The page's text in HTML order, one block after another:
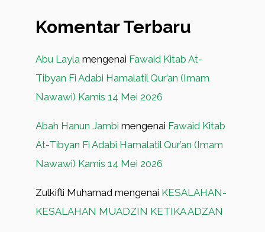
Komentar Terbaru
Abu Layla mengenai Fawaid Kitab At-
Tibyan Fi Adabi Hamalatil Qur’an (Imam
Nawawi) Kamis 14 Mei 2026
Abah Hanun Jambi mengenai Fawaid Kitab
At-Tibyan Fi Adabi Hamalatil Qur’an (Imam
Nawawi) Kamis 14 Mei 2026
Zulkifli Muhamad mengenai KESALAHAN-
KESALAHAN MUADZIN KETIKA ADZAN